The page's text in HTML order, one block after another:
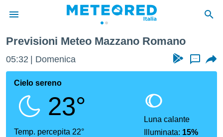
di
per
le
Previsioni Meteo Mazzano Romano
05:33 Domenica ...
Cielo sereno
23°
Temp. percepita 22°
Luna calante
Illuminata: 15%